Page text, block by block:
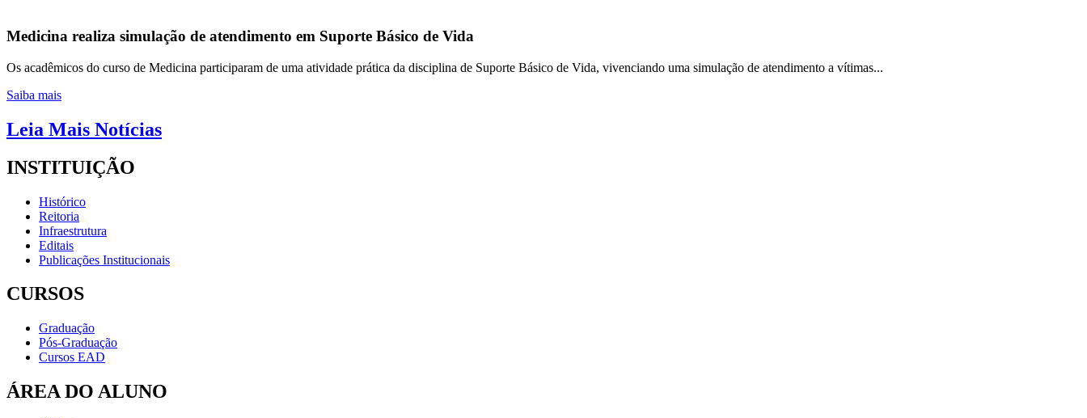
Medicina realiza simulação de atendimento em Suporte Básico de Vida
Os acadêmicos do curso de Medicina participaram de uma atividade prática da disciplina de Suporte Básico de Vida, vivenciando uma simulação de atendimento a vítimas...
Saiba mais
Leia Mais Notícias
INSTITUIÇÃO
Histórico
Reitoria
Infraestrutura
Editais
Publicações Institucionais
CURSOS
Graduação
Pós-Graduação
Cursos EAD
ÁREA DO ALUNO